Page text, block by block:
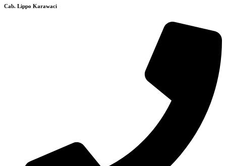
Cab. Lippo Karawaci